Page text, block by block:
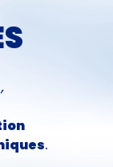
,
.